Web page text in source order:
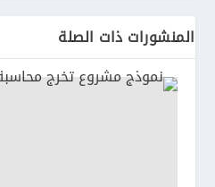
المنشورات ذات الصلة